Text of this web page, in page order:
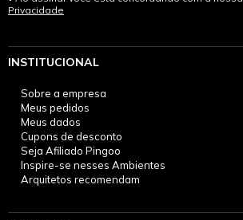
Privacidade
INSTITUCIONAL
Sobre a empresa
Meus pedidos
Meus dados
Cupons de desconto
Seja Afiliado Pingoo
Inspire-se nesses Ambientes
Arquitetos recomendam